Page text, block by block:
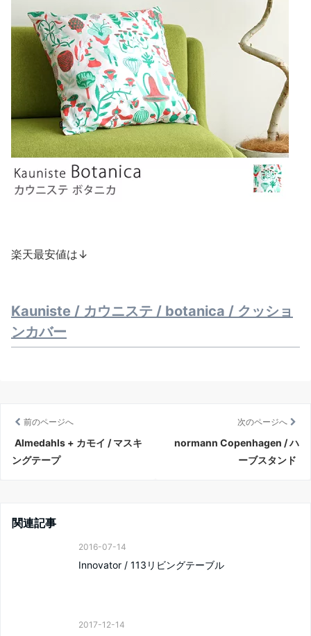
楽天最安値は↓
Kauniste / カウニステ / botanica / クッショ
ンカバー
前のページへ
Almedahls + カモイ / マスキ
ングテープ
次のページへ
normann Copenhagen / ハ
ーブスタンド
関連記事
2016-07-14
Innovator / 113リビングテーブル
2017-12-14